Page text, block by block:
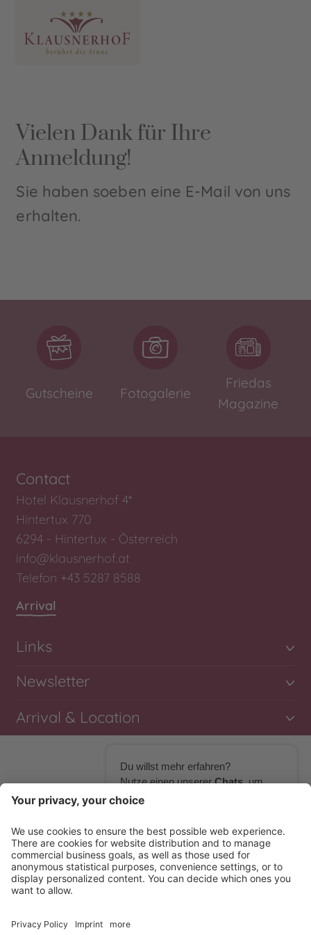
Vielen Dank für Ihre
Anmeldung!
Sie haben soeben eine E-Mail von uns
erhalten.
Gutscheine Fotogalerie
Friedas
Magazine
Contact
Hotel Klausnerhof 4*
Hintertux 770
6294 - Hintertux - Österreich
info@klausnerhof.at
Telefon +43 5287 8588
Arrival
Links
Newsletter
Arrival & Location
Klausnerhof Jobs Credits Privacy policy
Sitemap
Cookie-Einstellungen
Du willst mehr erfahren?
Nutze einen unsererChats, um
mit uns in Kontakt zu treten!
WhatsApp
Facebook Messenger